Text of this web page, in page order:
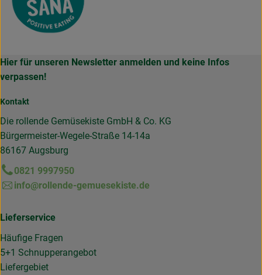
Hier für unseren Newsletter anmelden und keine Infos
verpassen!
Kontakt
Die rollende Gemüsekiste GmbH & Co. KG
Bürgermeister-Wegele-Straße 14-14a
86167 Augsburg
0821 9997950
info@rollende-gemuesekiste.de
Lieferservice
Häufige Fragen
5+1 Schnupperangebot
Liefergebiet